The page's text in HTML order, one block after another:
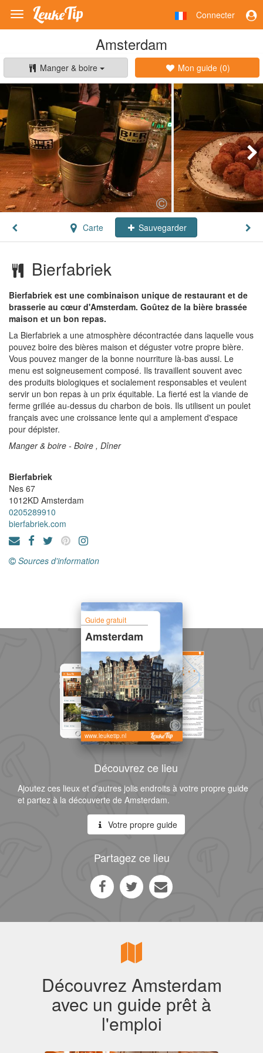
Toggle
navigation
Connecter
Amsterdam
Manger & boire Mon guide (0)
Carte Sauvegarder
Bierfabriek
Bierfabriek est une combinaison unique de restaurant et de
brasserie au cœur d'Amsterdam. Goûtez de la bière brassée
maison et un bon repas.
La Bierfabriek a une atmosphère décontractée dans laquelle vous
pouvez boire des bières maison et déguster votre propre bière.
Vous pouvez manger de la bonne nourriture là-bas aussi. Le
menu est soigneusement composé. Ils travaillent souvent avec
des produits biologiques et socialement responsables et veulent
servir un bon repas à un prix équitable. La fierté est la viande de
ferme grillée au-dessus du charbon de bois. Ils utilisent un poulet
français avec une croissance lente qui a amplement d'espace
pour dépister.
Manger & boire - Boire , Dîner
Bierfabriek
Nes 67
1012KD Amsterdam
0205289910
bierfabriek.com
Sources d'information
Guide gratuit
Amsterdam
www.leuketip.nl
Découvrez ce lieu
Ajoutez ces lieux et d'autres jolis endroits à votre propre guide
et partez à la découverte de Amsterdam.
Votre propre guide
Partagez ce lieu
Découvrez Amsterdam
avec un guide prêt à
l'emploi